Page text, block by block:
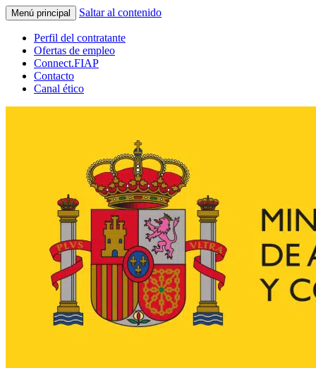
Menú principal Saltar al contenido
Perfil del contratante
Ofertas de empleo
Connect.FIAP
Contacto
Canal ético